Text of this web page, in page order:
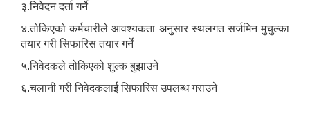
३.निवेदन दर्ता गर्ने
४.तोकिएको कर्मचारीले आवश्यकता अनुसार स्थलगत सर्जमिन मुचुल्का
तयार गरी सिफारिस तयार गर्ने
५.निवेदकले तोकिएको शुल्क बुझाउने
६.चलानी गरी निवेदकलाई सिफारिस उपलब्ध गराउने